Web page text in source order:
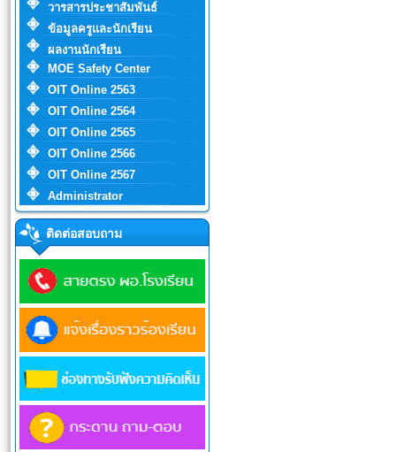
วารสารประชาสัมพันธ์
ข้อมูลครูและนักเรียน
ผลงานนักเรียน
MOE Safety Center
OIT Online 2563
OIT Online 2564
OIT Online 2565
OIT Online 2566
OIT Online 2567
Administrator
ติดต่อสอบถาม